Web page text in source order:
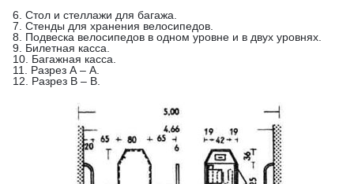
6. Стол и стеллажи для багажа.
7. Стенды для хранения велосипедов.
8. Подвеска велосипедов в одном уровне и в двух уровнях.
9. Билетная касса.
10. Багажная касса.
11. Разрез А – А.
12. Разрез В – В.